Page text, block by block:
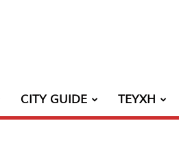
CITY GUIDE ΤΕΥΧΗ